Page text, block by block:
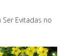
Ser Evitadas no